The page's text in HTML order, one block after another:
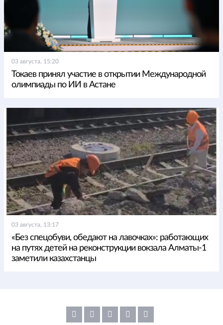
03 августа, 15:20
Токаев принял участие в открытии Международной
олимпиады по ИИ в Астане
03 августа, 13:17
«Без спецобуви, обедают на лавочках»: работающих
на путях детей на реконструкции вокзала Алматы-1
заметили казахстанцы